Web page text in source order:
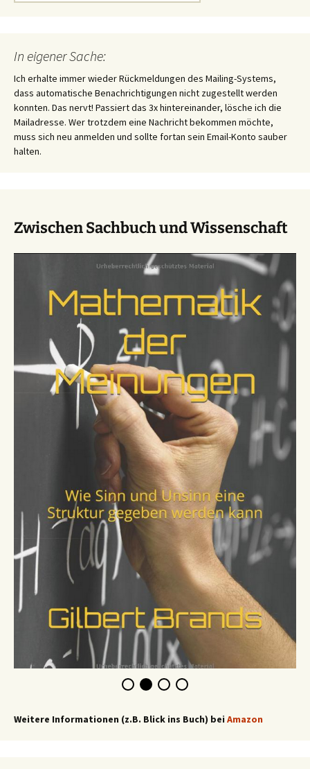
In eigener Sache:
Ich erhalte immer wieder Rückmeldungen des Mailing-Systems,
dass automatische Benachrichtigungen nicht zugestellt werden
konnten. Das nervt! Passiert das 3x hintereinander, lösche ich die
Mailadresse. Wer trotzdem eine Nachricht bekommen möchte,
muss sich neu anmelden und sollte fortan sein Email-Konto sauber
halten.
Zwischen Sachbuch und Wissenschaft
Weitere Informationen (z.B. Blick ins Buch) bei Amazon